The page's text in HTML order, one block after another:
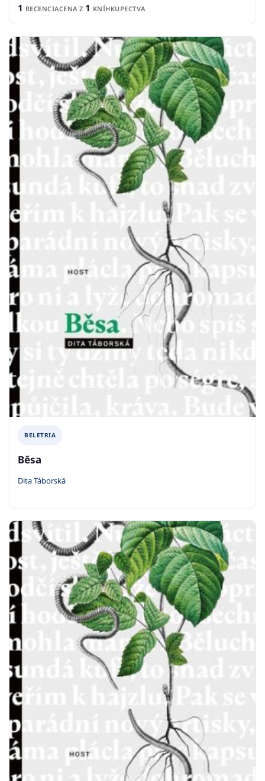
1 RECENCIACENA Z 1 KNÍHKUPECTVA
BELETRIA
Běsa
Dita Táborská